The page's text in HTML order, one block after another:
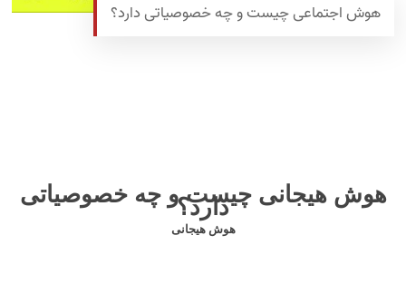
هوش اجتماعی چیست و چه خصوصیاتی دارد؟
هوش هیجانی چیست و چه خصوصیاتی
دارد؟
هوش هیجانی